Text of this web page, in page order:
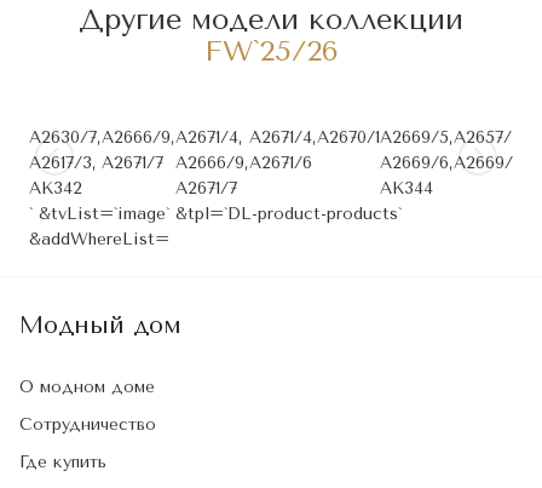
Другие модели коллекции
FW`25/26
A2630/7,
A2617/3,
AK342
А2666/9,
A2671/7
A2671/4,
A2666/9,
A2671/7
A2671/4,
A2671/6
A2670/1A2669/5,
A2669/6,
AK344
A2657/3,
A2669/6
` &tvList=`image` &tpl=`DL-product-products`
&addWhereList=
Модный дом
О модном доме
Сотрудничество
Где купить